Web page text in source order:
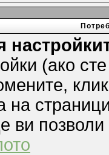
(ако
позволи